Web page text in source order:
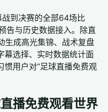
到决赛的全部64场比
告与历史数据接入。除直
生成高光集锦、战术复盘
幕选择、实时数据统计面
用户对“足球直播免费观
播免费观看世界